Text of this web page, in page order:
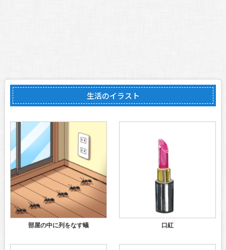
生活のイラスト
部屋の中に列をなす蟻 口紅